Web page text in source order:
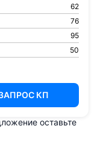
62
76
95
50
КП
оставьте